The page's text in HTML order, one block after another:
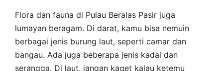
Flora dan fauna di Pulau Beralas Pasir juga
lumayan beragam. Di darat, kamu bisa nemuin
berbagai jenis burung laut, seperti camar dan
bangau. Ada juga beberapa jenis kadal dan
serangga. Di laut, jangan kaget kalau ketemu